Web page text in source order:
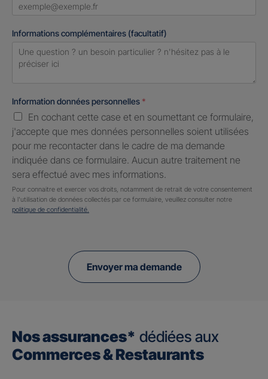
Informations complémentaires (facultatif)
Information données personnelles *
En cochant cette case et en soumettant ce formulaire,
j'accepte que mes données personnelles soient utilisées
pour me recontacter dans le cadre de ma demande
indiquée dans ce formulaire. Aucun autre traitement ne
sera effectué avec mes informations.
Pour connaitre et exercer vos droits, notamment de retrait de votre consentement
à l'utilisation de données collectés par ce formulaire, veuillez consulter notre
politique de confidentialité.
Envoyer ma demande
Nos assurances* dédiées aux
Commerces & Restaurants